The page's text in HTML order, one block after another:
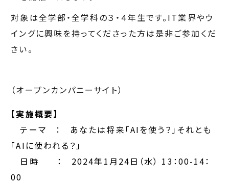
対象は全学部・全学科の３・４年生です。IT業界やウ
イングに興味を持ってくださった方は是非ご参加くだ
さい。
（オープンカンパニーサイト）
【実施概要】
テーマ ： あなたは将来「AIを使う？」それとも
「AIに使われる？」
日時 ： 2024年1月24日（水） 13：00-14：
00